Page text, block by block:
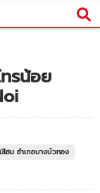
รน้อย
โฮม อำเภอบางบัวทอง